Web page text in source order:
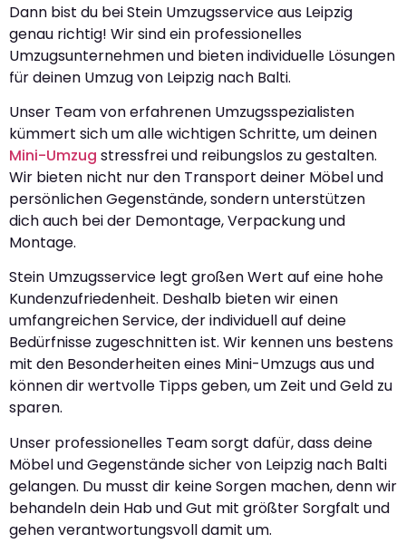
Dann bist du bei Stein Umzugsservice aus Leipzig
genau richtig! Wir sind ein professionelles
Umzugsunternehmen und bieten individuelle Lösungen
für deinen Umzug von Leipzig nach Balti.
Unser Team von erfahrenen Umzugsspezialisten
kümmert sich um alle wichtigen Schritte, um deinen
Mini-Umzug stressfrei und reibungslos zu gestalten.
Wir bieten nicht nur den Transport deiner Möbel und
persönlichen Gegenstände, sondern unterstützen
dich auch bei der Demontage, Verpackung und
Montage.
Stein Umzugsservice legt großen Wert auf eine hohe
Kundenzufriedenheit. Deshalb bieten wir einen
umfangreichen Service, der individuell auf deine
Bedürfnisse zugeschnitten ist. Wir kennen uns bestens
mit den Besonderheiten eines Mini-Umzugs aus und
können dir wertvolle Tipps geben, um Zeit und Geld zu
sparen.
Unser professionelles Team sorgt dafür, dass deine
Möbel und Gegenstände sicher von Leipzig nach Balti
gelangen. Du musst dir keine Sorgen machen, denn wir
behandeln dein Hab und Gut mit größter Sorgfalt und
gehen verantwortungsvoll damit um.